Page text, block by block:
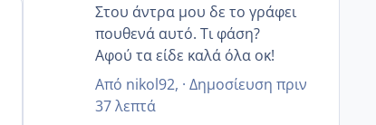
Στου άντρα μου δε το γράφει
πουθενά αυτό. Τι φάση?
Αφού τα είδε καλά όλα οκ!
Από nikol92, · Δημοσίευση πριν
37 λεπτά